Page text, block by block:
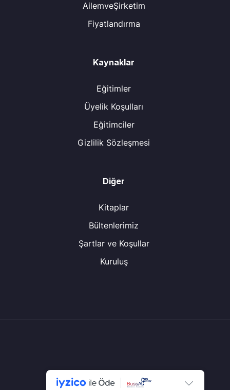
AilemveŞirketim
Fiyatlandırma
Kaynaklar
Eğitimler
Üyelik Koşulları
Eğitimciler
Gizlilik Sözleşmesi
Diğer
Kitaplar
Bültenlerimiz
Şartlar ve Koşullar
Kuruluş
© Tüm Hakları Saklıdır. CGS Center